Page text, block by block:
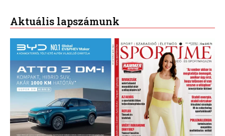
Aktuális lapszámunk